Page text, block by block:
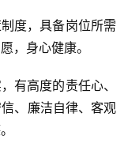
度，具备岗位所需
，身心健康。
有高度的责任心、
、廉洁自律、客观